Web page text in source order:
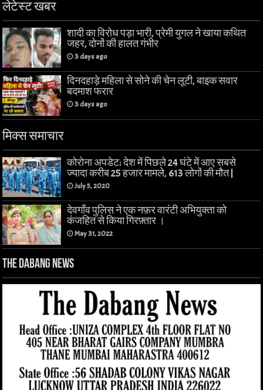
लेटेस्ट खबर
शादी का विरोध पड़ा भारी, प्रेमी युगल ने खाया कथित
जहर, दोनों की हालत गंभीर
3 days ago
दिनदहाड़े महिला से सोने की चेन लूटी, बाइक सवार
बदमाश फरार
3 days ago
मिक्स समाचार
कोरोना अपडेट: देश में पिछले 24 घंटे में आए सबसे
ज्यादा करीब 25 हजार मामले, 613 लोगों की मौत |
July 5, 2020
देवगाँव पुलिस ने एक नफ़र वारंटी अभियुक्ता को
कंजहित से किया गिरफ़्तार ।
May 31, 2022
The Dabang News